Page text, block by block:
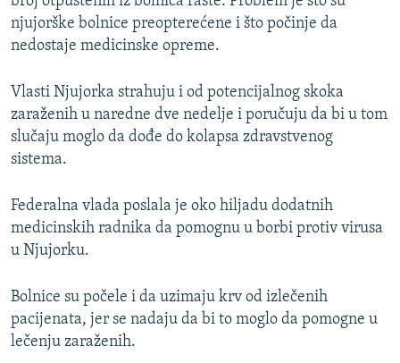
njujorške bolnice preopterećene i što počinje da
nedostaje medicinske opreme.
Vlasti Njujorka strahuju i od potencijalnog skoka
zaraženih u naredne dve nedelje i poručuju da bi u tom
slučaju moglo da dođe do kolapsa zdravstvenog
sistema.
Federalna vlada poslala je oko hiljadu dodatnih
medicinskih radnika da pomognu u borbi protiv virusa
u Njujorku.
Bolnice su počele i da uzimaju krv od izlečenih
pacijenata, jer se nadaju da bi to moglo da pomogne u
lečenju zaraženih.